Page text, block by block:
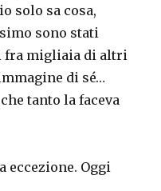
solo sa cosa,
sono stati
fra migliaia di altri
di sé…
tanto la faceva
eccezione. Oggi